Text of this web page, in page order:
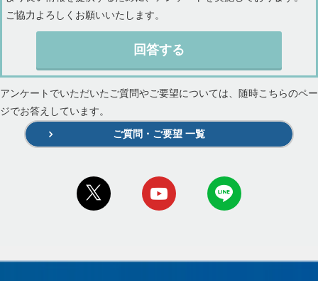
ご協力よろしくお願いいたします。
回答する
アンケートでいただいたご質問やご要望については、随時こちらのペー
ジでお答えしています。
ご質問・ご要望 一覧